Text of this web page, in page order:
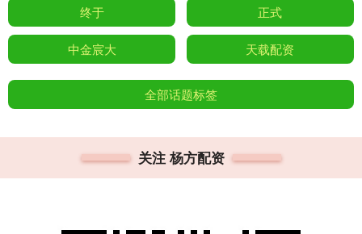
终于 正式
中金宸大 天载配资
全部话题标签
关注 杨方配资